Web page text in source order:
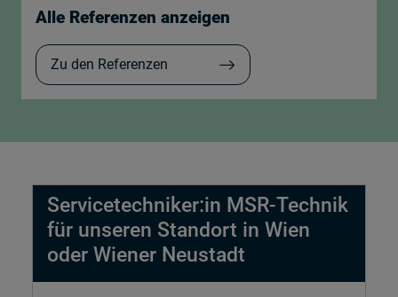
Alle Referenzen anzeigen
Zu den Referenzen
Servicetechniker:in MSR-Technik
für unseren Standort in Wien
oder Wiener Neustadt